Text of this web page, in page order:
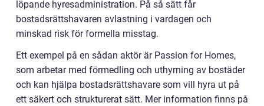
löpande hyresadministration. På så sätt får
bostadsrättshavaren avlastning i vardagen och
minskad risk för formella misstag.
Ett exempel på en sådan aktör är Passion for Homes,
som arbetar med förmedling och uthyrning av bostäder
och kan hjälpa bostadsrättshavare som vill hyra ut på
ett säkert och strukturerat sätt. Mer information finns på